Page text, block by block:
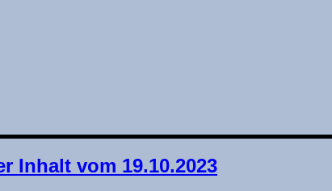
Inhalt vom 19.10.2023